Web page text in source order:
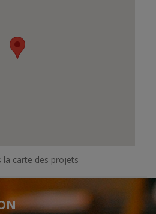
la carte des projets